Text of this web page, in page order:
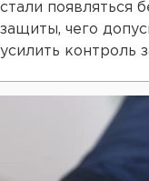
стали появляться
защиты, чего
усилить контроль